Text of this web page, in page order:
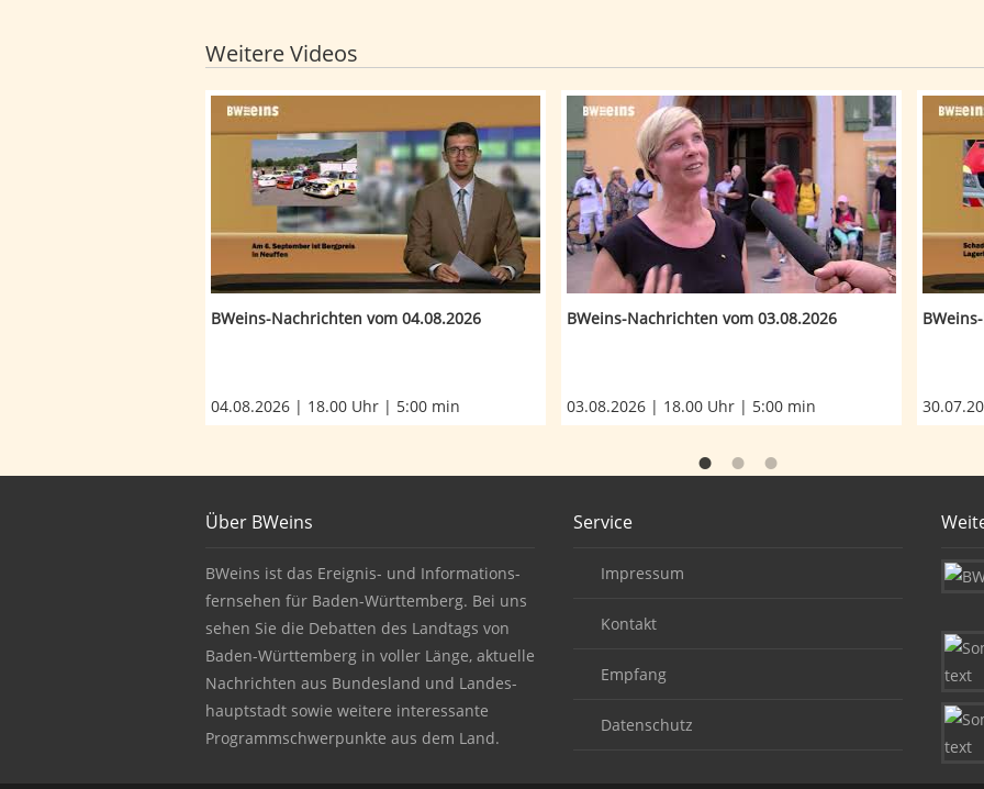
Weitere Videos
BWeins-Nachrichten: BWeins-Nachrichten vom 04.08.2026
BWeins-Nachrichten vom 04.08.2026
04.08.2026 | 18.00 Uhr | 5:00 min
BWeins-Nachrichten: BWeins-Nachrichten vom
BWeins-Nachrichten vom 03.08.2026
03.08.2026 | 18.00 Uhr | 5:00 min
About BWeins
Über BWeins
BWeins ist das Ereignis- und Informations-
fernsehen für Baden-Württemberg. Bei uns
sehen Sie die Debatten des Landtags von
Baden-Württemberg in voller Länge, aktuelle
Nachrichten aus Bundesland und Landes-
hauptstadt sowie weitere interessante
Programmschwerpunkte aus dem Land.
Service
Impressum
Kontakt
Empfang
Datenschutz